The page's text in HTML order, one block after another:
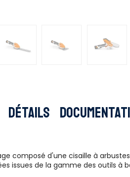
Détails
composé d'une cisaille à
issues de la gamme des outils à